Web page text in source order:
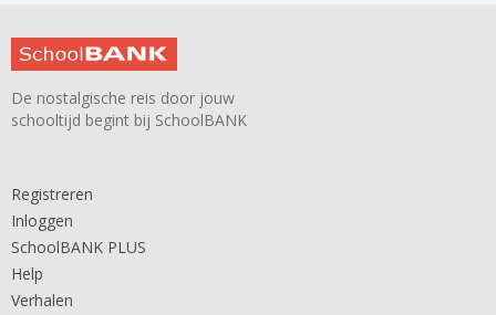
De nostalgische reis door jouw
schooltijd begint bij SchoolBANK
Registreren
Inloggen
SchoolBANK PLUS
Help
Verhalen